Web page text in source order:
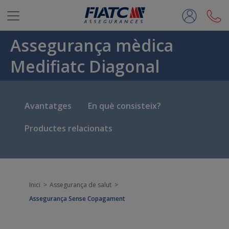
Salta al contingut principal
Assegurança mèdica
Medifiatc Diagonal
Avantatges
En què consisteix?
Productes relacionats
Inici
Assegurança de salut
Assegurança Sense Copagament